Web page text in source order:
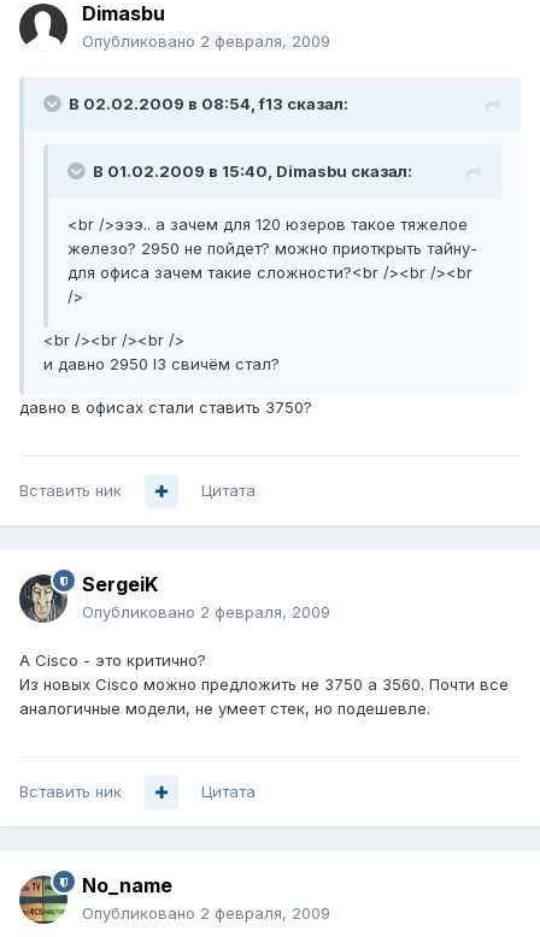
Dimasbu
Опубликовано 2 февраля, 2009
В 02.02.2009 в 08:54, f13 сказал:
В 01.02.2009 в 15:40, Dimasbu сказал:
<br />эээ.. а зачем для 120 юзеров такое тяжелое
железо? 2950 не пойдет? можно приоткрыть тайну-
для офиса зачем такие сложности?<br /><br /><br
/>
<br /><br /><br />
и давно 2950 l3 свичём стал?
давно в офисах стали ставить 3750?
Вставить ник Цитата
SergeiK
Опубликовано 2 февраля, 2009
А Cisco - это критично?
Из новых Cisco можно предложить не 3750 а 3560. Почти все
аналогичные модели, не умеет стек, но подешевле.
Вставить ник Цитата
No_name
Опубликовано 2 февраля, 2009